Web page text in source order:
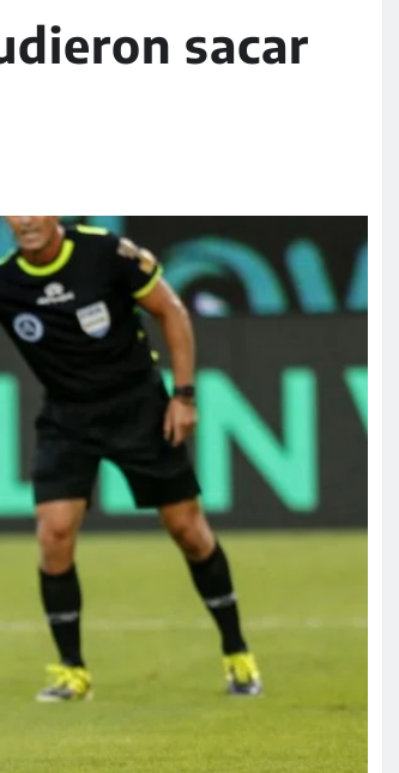
sacar